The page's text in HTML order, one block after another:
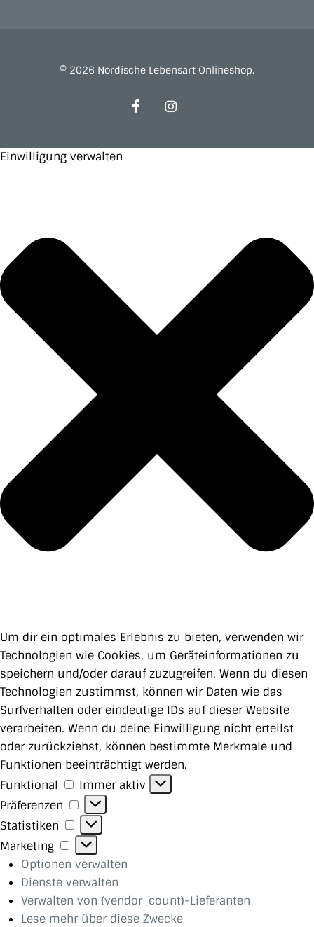
© 2026 Nordische Lebensart Onlineshop.
facebookinstagram
Einwilligung verwalten
Um dir ein optimales Erlebnis zu bieten, verwenden wir
Technologien wie Cookies, um Geräteinformationen zu
speichern und/oder darauf zuzugreifen. Wenn du diesen
Technologien zustimmst, können wir Daten wie das
Surfverhalten oder eindeutige IDs auf dieser Website
verarbeiten. Wenn du deine Einwilligung nicht erteilst
oder zurückziehst, können bestimmte Merkmale und
Funktionen beeinträchtigt werden.
Funktional
Funktional
Immer aktiv
Präferenzen
Präferenzen
Statistiken
Statistiken
Marketing
Marketing
Optionen verwalten
Dienste verwalten
Verwalten von {vendor_count}-Lieferanten
Lese mehr über diese Zwecke